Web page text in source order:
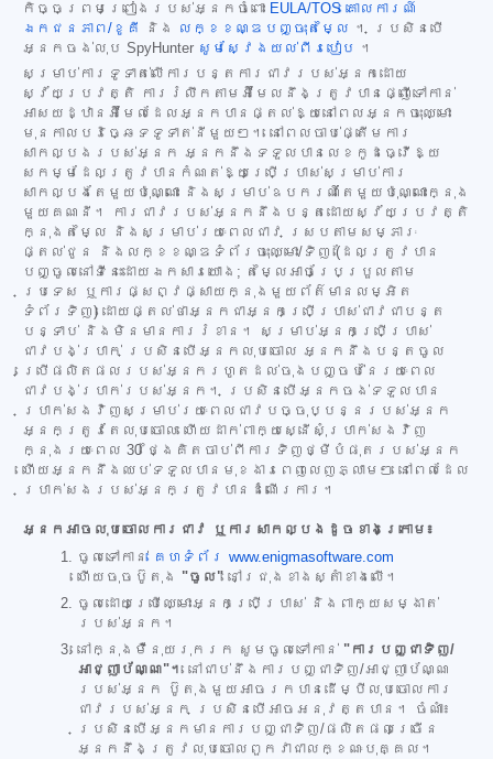
កិច្ចព្រមព្រៀងរបស់អ្នកចំពោះ EULA/TOS គោលការណ៍
ឯកជនភាព/ខូគី
និង លក្ខខណ្ឌបញ្ចុះតម្លៃ ។ ប្រសិនបើ
អ្នកចង់លុប SpyHunter សូមស្វែងយល់ពីរបៀប ។
សម្រាប់ការទូទាត់លើការបន្តការជាវរបស់អ្នកដោយ
ស្វ័យប្រវត្តិ ការរំលឹកតាមអ៊ីមែលនឹងត្រូវបានផ្ញើទៅកាន់
អាសយដ្ឋានអ៊ីមែលដែលអ្នកបានផ្តល់ឱ្យនៅពេលអ្នកចុះឈ្មោះ
មុនកាលបរិច្ឆេទទូទាត់នីមួយៗ។ នៅពេលចាប់ផ្តើមការ
សាកល្បងរបស់អ្នក អ្នកនឹងទទួលបានលេខកូដធ្វើឱ្យ
សកម្មដែលត្រូវបានកំណត់ឱ្យប្រើប្រាស់សម្រាប់ការ
សាកល្បងតែមួយប៉ុណ្ណោះ និងសម្រាប់ឧបករណ៍តែមួយប៉ុណ្ណោះក្នុង
មួយគណនី។ ការជាវរបស់អ្នកនឹងបន្តដោយស្វ័យប្រវត្តិ
ក្នុងតម្លៃ និងសម្រាប់រយៈពេលជាវ ស្របតាមសម្ភារៈ
ផ្តល់ជូន និងលក្ខខណ្ឌទំព័រចុះឈ្មោះ/ទិញ (ដែលត្រូវបាន
បញ្ចូលនៅទីនេះដោយឯកសារយោង; តម្លៃអាចប្រែប្រួលតាម
ប្រទេស ឬការផ្សព្វផ្សាយក្នុងមួយព័ត៌មានលម្អិត
ទំព័រទិញ) ដោយផ្តល់ថាអ្នកជាអ្នកប្រើប្រាស់ជាវជាបន្ត
បន្ទាប់ និងមិនមានការរំខាន។ សម្រាប់អ្នកប្រើប្រាស់
ជាវបង់ប្រាក់ ប្រសិនបើអ្នកលុបចោល អ្នកនឹងបន្តចូល
ប្រើផលិតផលរបស់អ្នករហូតដល់ចុងបញ្ចប់នៃរយៈពេល
ជាវបង់ប្រាក់របស់អ្នក។ ប្រសិនបើអ្នកចង់ទទួលបាន
ប្រាក់សងវិញសម្រាប់រយៈពេលជាវបច្ចុប្បន្នរបស់អ្នក
អ្នកត្រូវតែលុបចោល ហើយដាក់ពាក្យស្នើសុំប្រាក់សងវិញ
ក្នុងរយៈពេល 30 ថ្ងៃគិតចាប់ពីការទិញថ្មីបំផុតរបស់អ្នក
ហើយអ្នកនឹងឈប់ទទួលបានមុខងារពេញលេញភ្លាមៗ នៅពេលដែល
ប្រាក់សងរបស់អ្នកត្រូវបានដំណើរការ។
អ្នកអាចលុបចោលការជាវ ឬការសាកល្បងដូចខាងក្រោម៖
ចូលទៅកាន់ គេហទំព័រ www.enigmasoftware.com
ហើយចុចប៊ូតុង "ចូល" នៅជ្រុងខាងស្តាំខាងលើ។
ចូលដោយប្រើឈ្មោះអ្នកប្រើប្រាស់ និងពាក្យសម្ងាត់
របស់អ្នក។
នៅក្នុងម៉ឺនុយរុករក សូមចូលទៅកាន់ "ការបញ្ជាទិញ/
អាជ្ញាប័ណ្ណ"។ នៅជាប់នឹងការបញ្ជាទិញ/អាជ្ញាប័ណ្ណ
របស់អ្នក ប៊ូតុងមួយអាចរកបានដើម្បីលុបចោលការ
ជាវរបស់អ្នក ប្រសិនបើអាចអនុវត្តបាន។ ចំណាំ៖
ប្រសិនបើអ្នកមានការបញ្ជាទិញ/ផលិតផលច្រើន
អ្នកនឹងត្រូវលុបចោលពួកវាជាលក្ខណៈបុគ្គល។